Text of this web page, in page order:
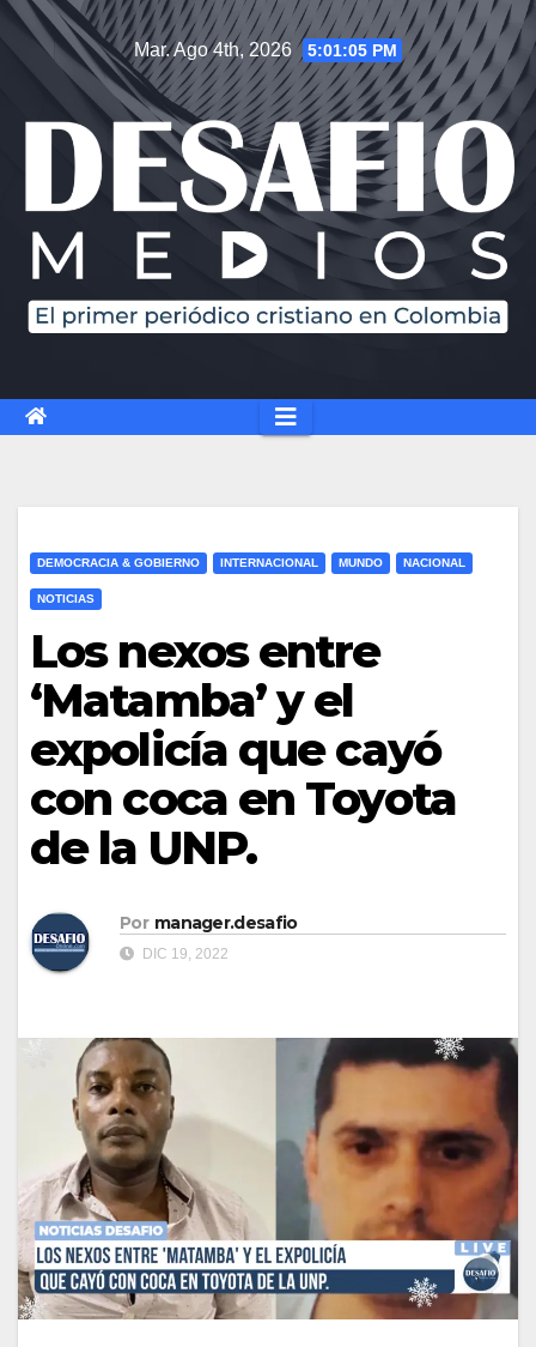
Mar. Ago 4th, 2026 5:01:06 PM
DEMOCRACIA & GOBIERNO INTERNACIONAL MUNDO NACIONAL
NOTICIAS
Los nexos entre
‘Matamba’ y el
expolicía que cayó
con coca en Toyota
de la UNP.
Por manager.desafio
DIC 19, 2022